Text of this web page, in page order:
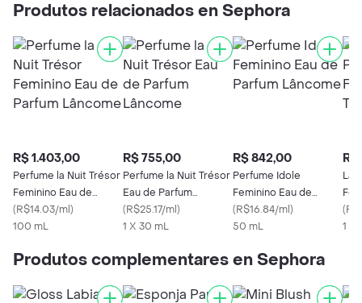
Produtos relacionados en Sephora
R$ 1.403,00
Perfume la Nuit Trésor
Feminino Eau de
Parfum Lâncome
(R$14.03/ml)
100 mL
R$ 755,00
Perfume la Nuit Trésor
Eau de Parfum
Lâncome
(R$25.17/ml)
1 X 30 mL
R$ 842,00
Perfume Idole
Feminino Eau de
Parfum Lâncome
(R$16.84/ml)
50 mL
R$
(
1 x
Produtos complementares en Sephora